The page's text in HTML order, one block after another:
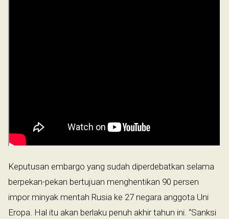
Keputusan embargo yang sudah diperdebatkan selama
berpekan-pekan bertujuan menghentikan 90 persen
impor minyak mentah Rusia ke 27 negara anggota Uni
Eropa. Hal itu akan berlaku penuh akhir tahun ini. “Sanksi